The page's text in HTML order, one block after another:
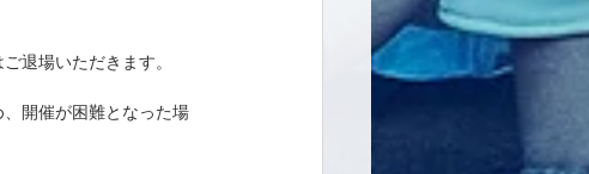
退場いただきます。
開催が困難となった場